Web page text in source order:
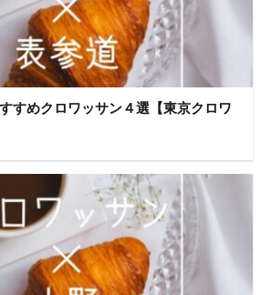
すめクロワッサン４選【東京クロワ